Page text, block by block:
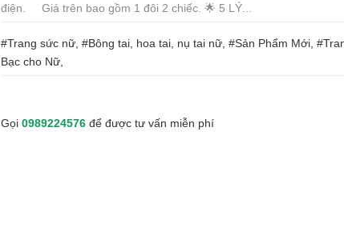
điện. Giá trên bao gồm 1 đôi 2 chiếc. 🌟 5 LÝ...
#Trang sức nữ, #Bông tai, hoa tai, nụ tai nữ, #Sản Phẩm Mới,
Bạc cho Nữ,
Gọi 0989224576để được tư vấn miễn phí